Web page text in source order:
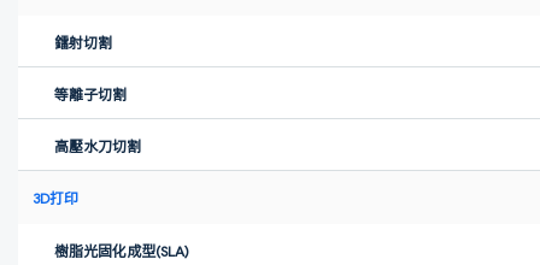
鐳射切割
等離子切割
高壓水刀切割
3D打印
樹脂光固化成型(SLA)